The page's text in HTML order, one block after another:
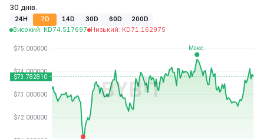
30 днів.
24H 7D 14D 30D 60D
200D
Високий: KD74.517697 Низький: KD71.162975